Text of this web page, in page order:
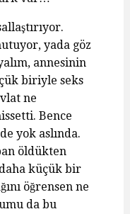
yada göz
annesinin
biriyle seks
ne
Bence
yok aslında.
öldükten
küçük bir
öğrensen ne
da bu